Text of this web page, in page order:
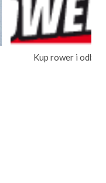
Kup rower i